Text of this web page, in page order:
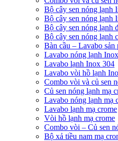
Bộ cây sen nóng lạnh
Bộ cây sen nóng lạnh
Bộ cây sen nóng lạnh
Bộ cây sen nóng lạnh
Bàn cầu – Lavabo sản
Lavabo nóng lạnh
Lavabo lạnh Inox 304
Lavabo vòi hồ lạnh
Combo vòi và củ sen
Củ sen nóng lạnh mạ
Lavabo nóng lạnh mạ
Lavabo lạnh mạ crome
Vòi hồ lạnh mạ crome
Combo vòi – Củ sen
Bộ xả tiều nam mạ